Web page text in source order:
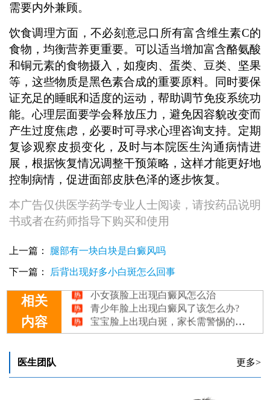
需要内外兼顾。
饮食调理方面，不必刻意忌口所有富含维生素C的
食物，均衡营养更重要。可以适当增加富含酪氨酸
和铜元素的食物摄入，如瘦肉、蛋类、豆类、坚果
等，这些物质是黑色素合成的重要原料。同时要保
证充足的睡眠和适度的运动，帮助调节免疫系统功
能。心理层面要学会释放压力，避免因容貌改变而
产生过度焦虑，必要时可寻求心理咨询支持。定期
复诊观察皮损变化，及时与本院医生沟通病情进
展，根据恢复情况调整干预策略，这样才能更好地
控制病情，促进面部皮肤色泽的逐步恢复。
本广告仅供医学药学专业人士阅读，请按药品说明
书或者在药师指导下购买和使用
上一篇： 腿部有一块白块是白癜风吗
下一篇： 后背出现好多小白斑怎么回事
相关
内容
青少年脸上出现白癜风了该怎么办?
宝宝脸上出现白斑，家长需警惕的几种情况
儿童脸上出现白癜风怎么办
脸上出现的白色斑块是白癜风吗?
医生团队 更多>